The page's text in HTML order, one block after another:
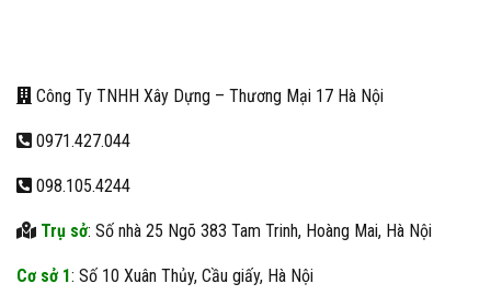
Công Ty TNHH Xây Dựng – Thương Mại 17 Hà Nội
0971.427.044
098.105.4244
Trụ sở: Số nhà 25 Ngõ 383 Tam Trinh, Hoàng Mai, Hà Nội
Cơ sở 1: Số 10 Xuân Thủy, Cầu giấy, Hà Nội